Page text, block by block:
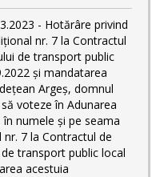
- Hotărâre privind
nr. 7 la Contractul
de transport public
și mandatarea
Argeș, domnul
voteze în Adunarea
numele și pe seama
nr. 7 la Contractul de
transport public local
acestuia